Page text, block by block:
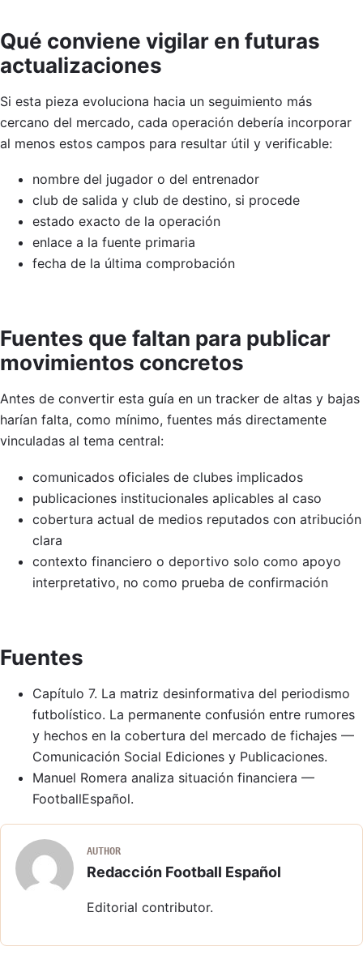
Qué conviene vigilar en futuras
actualizaciones
Si esta pieza evoluciona hacia un seguimiento más
cercano del mercado, cada operación debería incorporar
al menos estos campos para resultar útil y verificable:
nombre del jugador o del entrenador
club de salida y club de destino, si procede
estado exacto de la operación
enlace a la fuente primaria
fecha de la última comprobación
Fuentes que faltan para publicar
movimientos concretos
Antes de convertir esta guía en un tracker de altas y bajas
harían falta, como mínimo, fuentes más directamente
vinculadas al tema central:
comunicados oficiales de clubes implicados
publicaciones institucionales aplicables al caso
cobertura actual de medios reputados con atribución
clara
contexto financiero o deportivo solo como apoyo
interpretativo, no como prueba de confirmación
Fuentes
Capítulo 7. La matriz desinformativa del periodismo
futbolístico. La permanente confusión entre rumores
y hechos en la cobertura del mercado de fichajes —
Comunicación Social Ediciones y Publicaciones.
Manuel Romera analiza situación financiera —
FootballEspañol.
AUTHOR
Redacción Football Español
Editorial contributor.